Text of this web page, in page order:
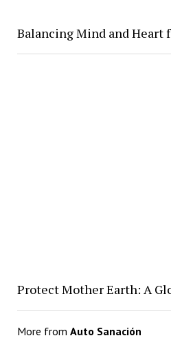
Balancing Mind and Heart
Protect Mother Earth: A
More from Auto Sanación